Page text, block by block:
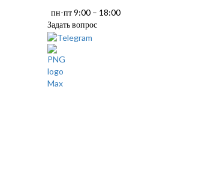
пн-пт 9:00 – 18:00
Задать вопрос